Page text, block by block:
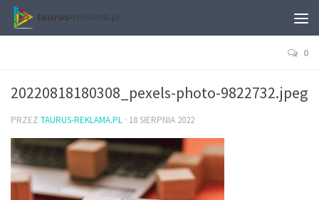
0
20220818180308_pexels-photo-9822732.jpeg
PRZEZ TAURUS-REKLAMA.PL · 18 SIERPNIA 2022